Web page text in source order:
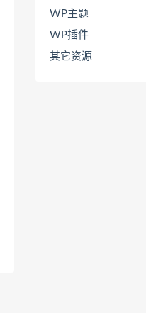
WP主题
WP插件
其它资源